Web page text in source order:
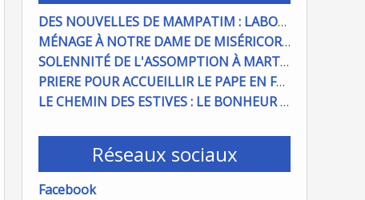
DES NOUVELLES DE MAMPATIM : LABOUR DU CHAMP PAROISSIAL
MÉNAGE À NOTRE DAME DE MISÉRICORDE : ON COMPTE SUR VOUS !
SOLENNITÉ DE L'ASSOMPTION À MARTIGUES ET PORT DE BOUC
PRIERE POUR ACCUEILLIR LE PAPE EN FRANCE
LE CHEMIN DES ESTIVES : LE BONHEUR À PORTÉE DE MAIN
Réseaux sociaux
Facebook